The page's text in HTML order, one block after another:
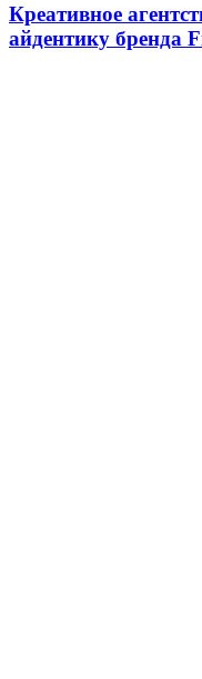
Креативное
айдентику бренда